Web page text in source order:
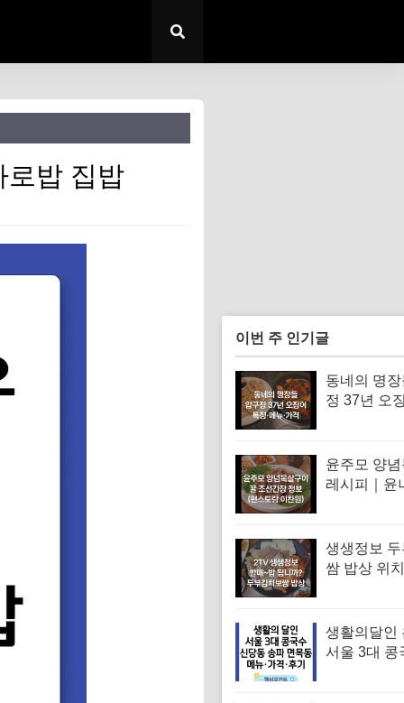
로밥 집밥
이번 주 인기글
동네의 명
정 37년 오
음 특징·메
윤주모 양
레시피｜윤
생생정보
쌈 밥상 위
밥됩니까)
생활의달인
서울 3대 콩